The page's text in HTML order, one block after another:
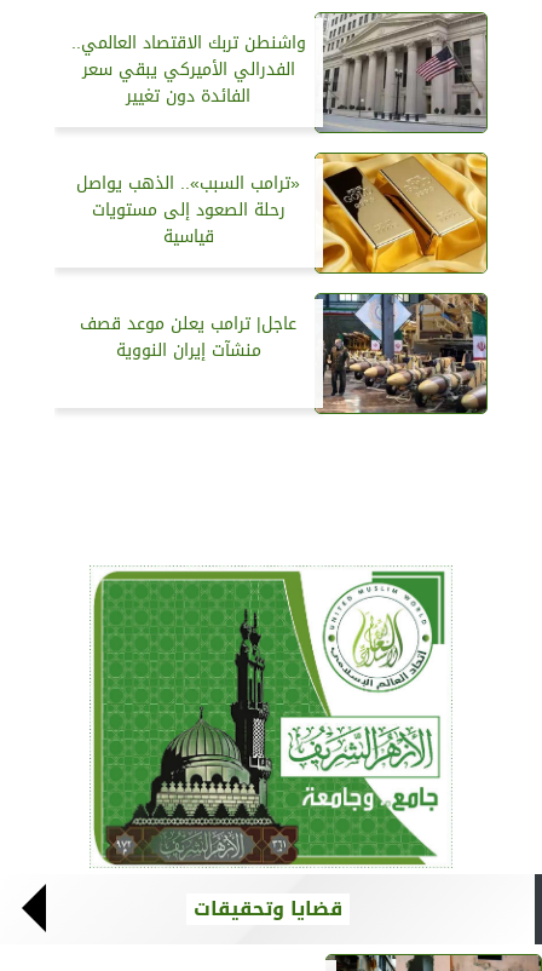
واشنطن تربك الاقتصاد العالمي..
الفدرالي الأميركي يبقي سعر
الفائدة دون تغيير
«ترامب السبب».. الذهب يواصل
رحلة الصعود إلى مستويات
قياسية
عاجل| ترامب يعلن موعد قصف
منشآت إيران النووية
قضايا وتحقيقات